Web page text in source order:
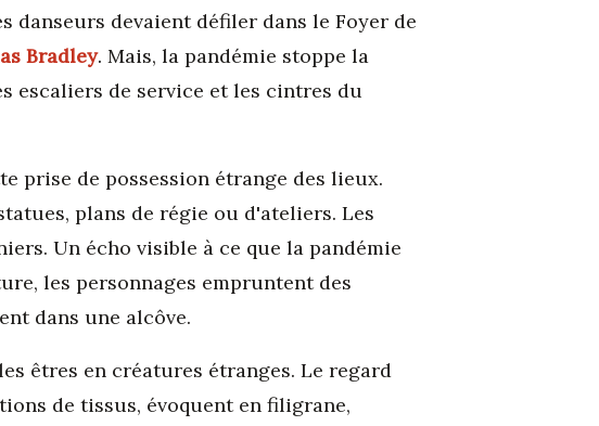
danseurs devaient défiler dans le Foyer de
Bradley. Mais, la pandémie stoppe la
escaliers de service et les cintres du
prise de possession étrange des lieux.
plans de régie ou d'ateliers. Les
Un écho visible à ce que la pandémie
les personnages empruntent des
dans une alcôve.
êtres en créatures étranges. Le regard
de tissus, évoquent en filigrane,